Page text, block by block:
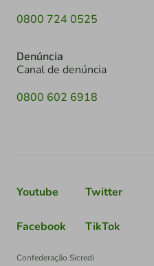
0800 724 0525
Denúncia
Canal de denúncia
0800 602 6918
Youtube Twitter
Facebook TikTok
Confederação Sicredi